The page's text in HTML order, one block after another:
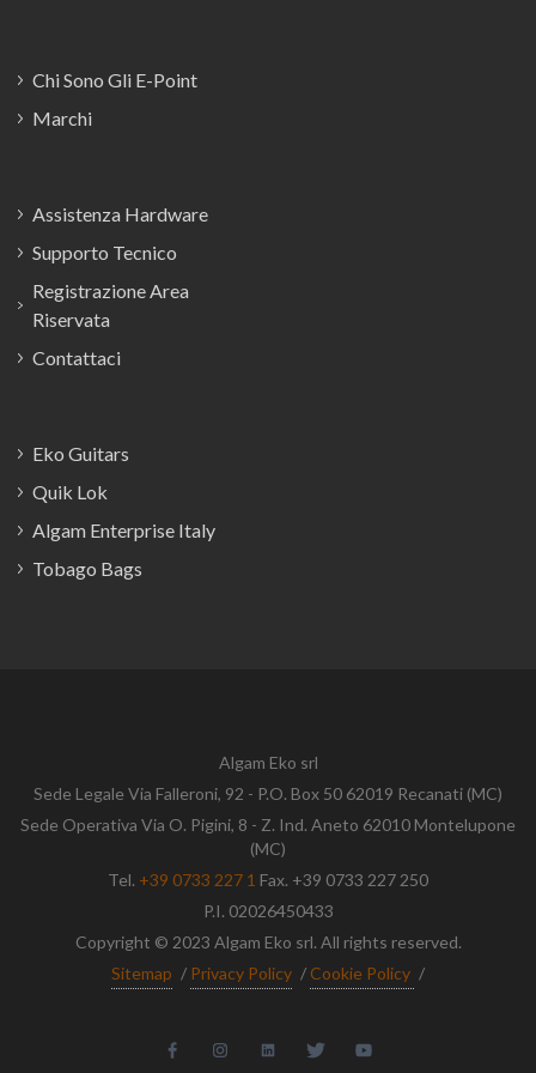
Chi Sono Gli E-Point
Marchi
Assistenza Hardware
Supporto Tecnico
Registrazione Area
Riservata
Contattaci
Eko Guitars
Quik Lok
Algam Enterprise Italy
Tobago Bags
Algam Eko srl
Sede Legale Via Falleroni, 92 - P.O. Box 50 62019 Recanati (MC)
Sede Operativa Via O. Pigini, 8 - Z. Ind. Aneto 62010 Montelupone
(MC)
Tel. +39 0733 227 1 Fax. +39 0733 227 250
P.I. 02026450433
Copyright © 2023 Algam Eko srl. All rights reserved.
Sitemap / Privacy Policy / Cookie Policy /